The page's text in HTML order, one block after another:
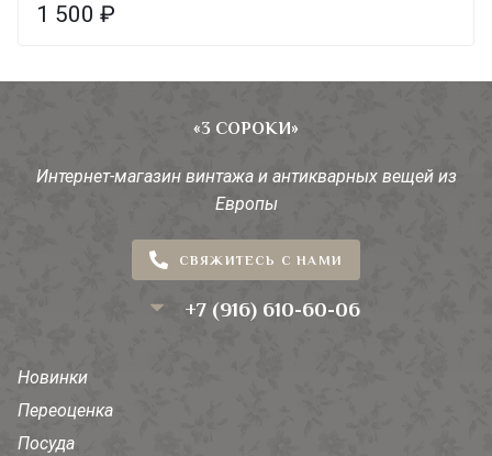
1 500 ₽
«3 СОРОКИ»
Интернет-магазин винтажа и антикварных вещей из
Европы
СВЯЖИТЕСЬ С НАМИ
+7 (916) 610-60-06
Новинки
Переоценка
Посуда